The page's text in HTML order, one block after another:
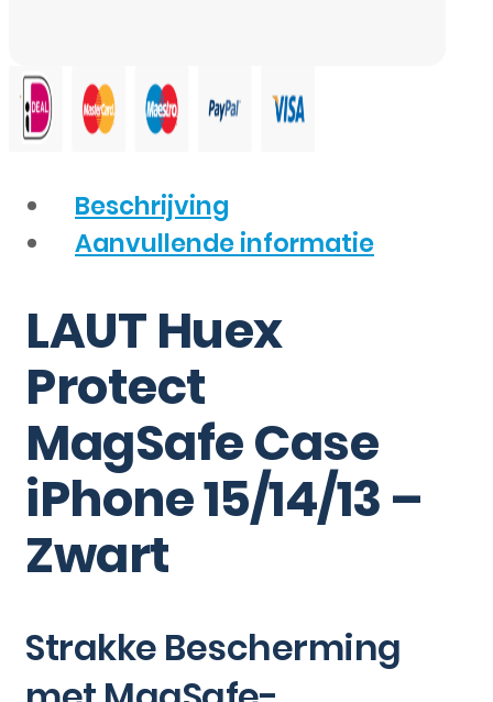
Beschrijving
Aanvullende informatie
LAUT Huex
Protect
MagSafe Case
iPhone 15/14/13 –
Zwart
Strakke Bescherming